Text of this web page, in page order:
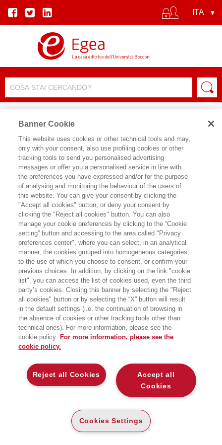
Dopo il successo della prima edizione, il libro di Gianluca Santilli
e Pierangelo Soldavini torna in una nuova edizione aggiornata
per effettuare un check-up al mondo della bicicletta in Italia, alla
luce delle conseguenze della pandemia. Rivelando grandi
prospettive di crescita nel segno della sostenibilità
Il mondo post-Covid
? Viaggerà (sempre di più) su due ruote. È
questa la convinzione diGianluca Santillie Pierangelo Soldavini
autori di “Bikeconomy”, saggio edito daEgeache dopo il successo
della prima edizione torna in libreria in una nuova versione aggiornata
per effettuare un check-up completo all’universo della bicicletta in Italia
e non solo, alla luce delle
prospettive di crescita
per un comparto in cui il nostro Paese gioca
un ruolo da protagonista a livello internazionale, forte di un
Pib
Prodotto interno bici) stimato in quasi
12 miliardi di euro
, grazie non
solo alla produzione di mezzi, accessori e relativi materiali – tra i fiori
cicloturismo, il cui giro d’affari è stato stimato da Legambiente in
Banner Cookie
This website uses cookies or other technical tools and may,
only with your consent, also use profiling cookies or other
tracking tools to send you personalised advertising
messages or offer you a personalised service in line with
the preferences you have expressed and/or for the purpose
of analysing and monitoring the behaviour of the users of
this website. You can give your consent by clicking the
"Accept all cookies" button, or deny your consent by
clicking the "Reject all cookies" button. You can also
manage your cookie preferences by clicking to the “Cookie
setting” button and accessing to the area called "Privacy
preferences center", where you can select, in an analytical
manner, the cookies grouped into homogeneous categories,
to the use of which you choose to consent, or confirm your
previous choices. In addition, by clicking on the link "cookie
list", you can access the list of cookies used, even the third
party’s cookies. Closing this banner by selecting the "Reject
all cookies" button or by selecting the “X” button will result
in the default settings (i.e. the continuation of browsing in
the absence of cookies or other tracking tools other than
technical ones). For more information, please see the
cookie policy. For more information, please see the
cookie policy.
Accept all
Cookies
Reject all Cookies
Cookies Settings